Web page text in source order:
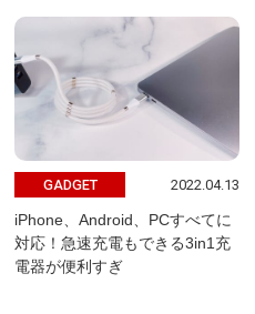
GADGET 2022.04.13
iPhone、Android、PCすべてに
対応！急速充電もできる3in1充
電器が便利すぎ